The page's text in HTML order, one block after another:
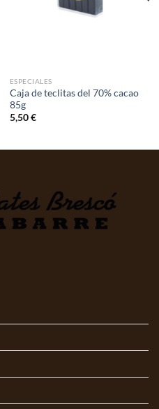
ESPECIALES
Caja de teclitas del 70% cacao
85g
5,50€